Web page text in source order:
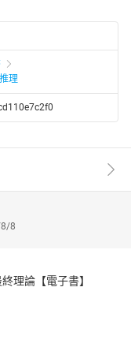
理
8
理論【電子書】